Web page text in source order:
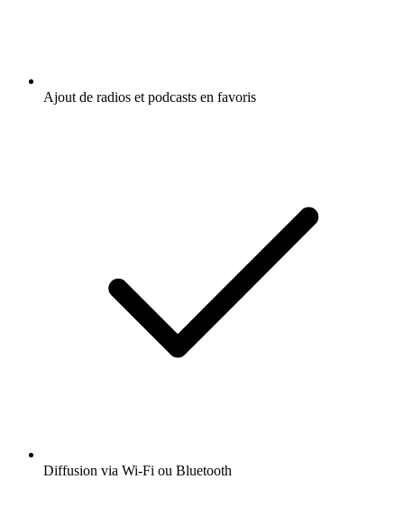
Ajout de radios et podcasts en favoris
Diffusion via Wi-Fi ou Bluetooth